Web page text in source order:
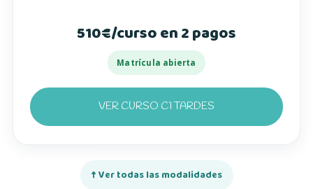
510€/curso en 2 pagos
Matrícula abierta
VER CURSO C1 TARDES
↑ Ver todas las modalidades